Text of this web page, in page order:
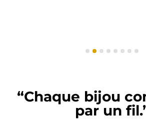
“Chaque bijou
par un